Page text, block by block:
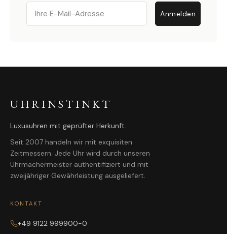
Email
Anmelden
UHRINSTINKT
Luxusuhren mit geprüfter Herkunft.
Seit 2007 handeln wir mit exquisiten
Zeitmessern. Jede Uhr wird durch unseren
Uhrmachermeister authentifiziert und mit
zweijähriger Gewährleistung ausgeliefert.
KONTAKT
+49 9122 999900-0